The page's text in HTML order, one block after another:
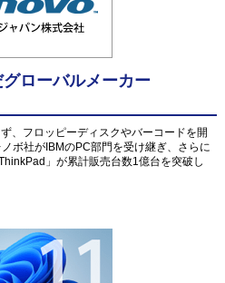
グローバルメーカー
、フロッピーディスクやバーコードを開
ボ社がIBMのPC部門を受け継ぎ、さらに
」が累計販売台数1億台を突破し